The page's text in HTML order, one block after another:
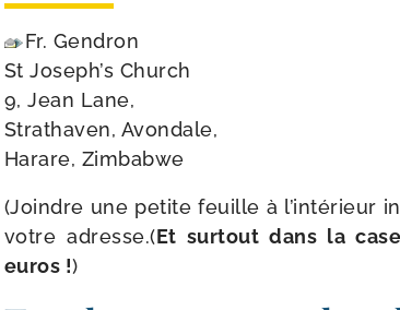
Fr. Gendron
St Joseph’s Church
9, Jean Lane,
Strathaven, Avondale,
Harare, Zimbabwe
(Joindre une petite feuille à l’intérieur
votre adresse.(Et sur­tout dans la
euros !)